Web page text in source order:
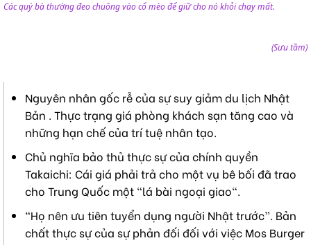
Các quý bà thường đeo chuông vào cổ mèo để giữ cho nó khỏi chạy mất.
(Sưu tầm)​
Nguyên nhân gốc rễ của sự suy giảm du lịch Nhật
Bản . Thực trạng giá phòng khách sạn tăng cao và
những hạn chế của trí tuệ nhân tạo.
Chủ nghĩa bảo thủ thực sự của chính quyền
Takaichi: Cái giá phải trả cho một vụ bê bối đã trao
cho Trung Quốc một "lá bài ngoại giao".
“Họ nên ưu tiên tuyển dụng người Nhật trước”. Bản
chất thực sự của sự phản đối đối với việc Mos Burger